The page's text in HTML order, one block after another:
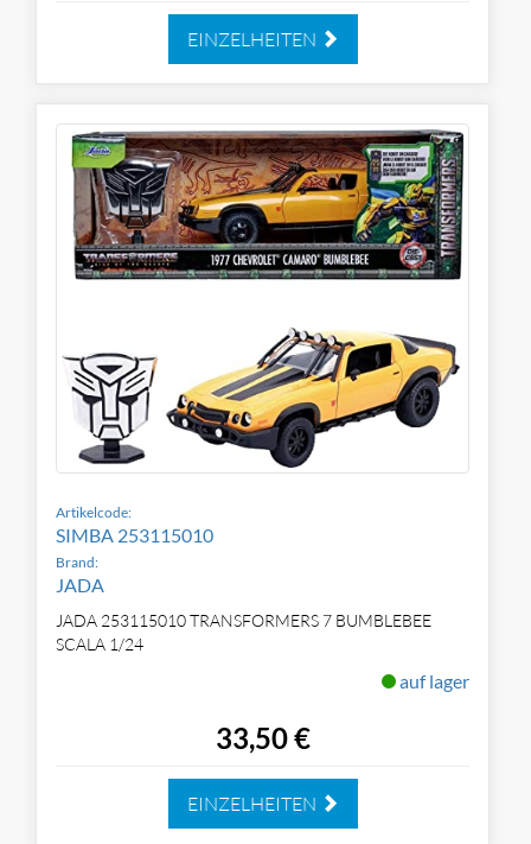
EINZELHEITEN
Artikelcode:
SIMBA 253115010
Brand:
JADA
JADA 253115010 TRANSFORMERS 7 BUMBLEBEE
SCALA 1/24
auf lager
33,50 €
EINZELHEITEN